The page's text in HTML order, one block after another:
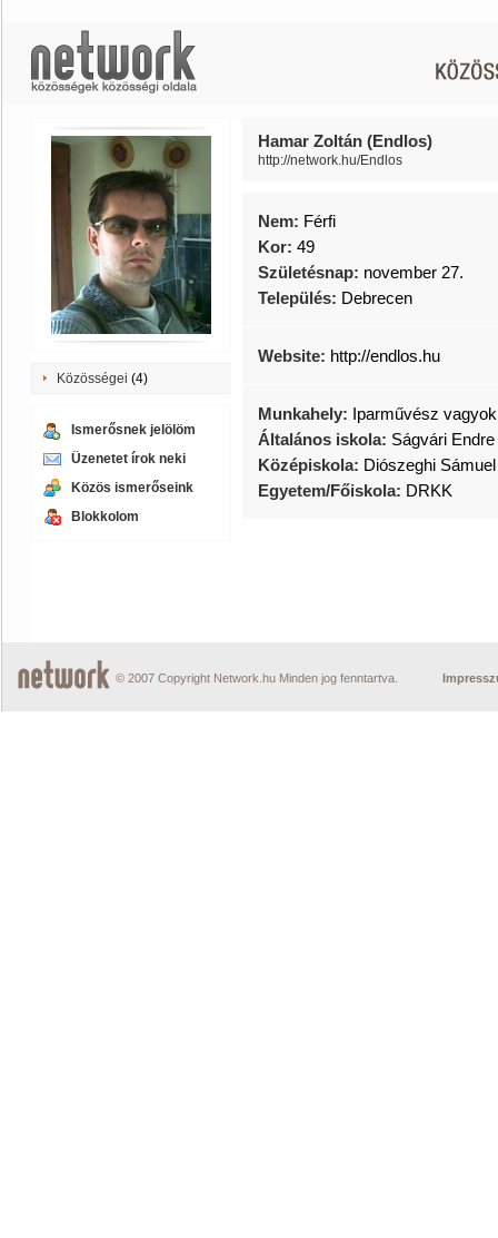
Közösségei (4)
Ismerősnek jelölöm
Üzenetet írok neki
Közös ismerőseink
Blokkolom
Hamar Zoltán (Endlos)
http://network.hu/Endlos
Nem: Férfi
Kor: 49
Születésnap: november 27.
Település: Debrecen
Website: http://endlos.hu
Munkahely: Iparművész vagyok
Általános iskola: Ságvári Endre
Középiskola: Diószeghi Sámuel
Egyetem/Főiskola: DRKK
© 2007 Copyright Network.hu Minden jog fenntartva.